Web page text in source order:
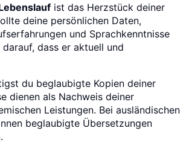
ist das Herzstück deiner
deine persönlichen Daten,
und Sprachkenntnisse
dass er aktuell und
du beglaubigte Kopien deiner
dienen als Nachweis deiner
Leistungen. Bei ausländischen
beglaubigte Übersetzungen